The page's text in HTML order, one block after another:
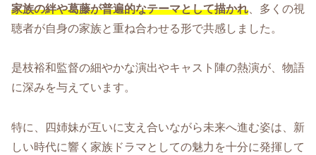
家族の絆や葛藤が普遍的なテーマとして描かれ 、多くの視
聴者が自身の家族と重ね合わせる形で共感しました。
是枝裕和監督の細やかな演出やキャスト陣の熱演が、物語
に深みを与えています。
特に、四姉妹が互いに支え合いながら未来へ進む姿は、新
しい時代に響く家族ドラマとしての魅力を十分に発揮して